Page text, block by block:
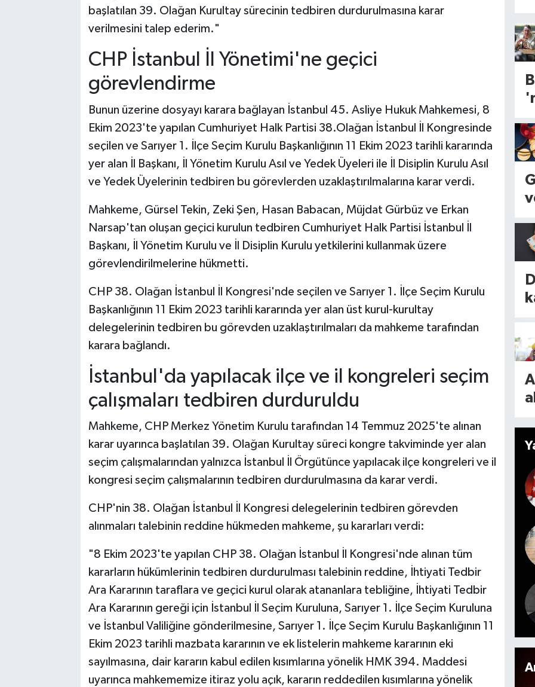
başlatılan 39. Olağan Kurultay sürecinin tedbiren durdurulmasına karar
verilmesini talep ederim."
CHP İstanbul İl Yönetimi'ne geçici
görevlendirme
Bunun üzerine dosyayı karara bağlayan İstanbul 45. Asliye Hukuk Mahkemesi, 8
Ekim 2023'te yapılan Cumhuriyet Halk Partisi 38.Olağan İstanbul İl Kongresinde
seçilen ve Sarıyer 1. İlçe Seçim Kurulu Başkanlığının 11 Ekim 2023 tarihli kararında
yer alan İl Başkanı, İl Yönetim Kurulu Asıl ve Yedek Üyeleri ile İl Disiplin Kurulu Asıl
ve Yedek Üyelerinin tedbiren bu görevlerden uzaklaştırılmalarına karar verdi.
Mahkeme, Gürsel Tekin, Zeki Şen, Hasan Babacan, Müjdat Gürbüz ve Erkan
Narsap'tan oluşan geçici kurulun tedbiren Cumhuriyet Halk Partisi İstanbul İl
Başkanı, İl Yönetim Kurulu ve İl Disiplin Kurulu yetkilerini kullanmak üzere
görevlendirilmelerine hükmetti.
CHP 38. Olağan İstanbul İl Kongresi'nde seçilen ve Sarıyer 1. İlçe Seçim Kurulu
Başkanlığının 11 Ekim 2023 tarihli kararında yer alan üst kurul-kurultay
delegelerinin tedbiren bu görevden uzaklaştırılmaları da mahkeme tarafından
karara bağlandı.
İstanbul'da yapılacak ilçe ve il kongreleri seçim
çalışmaları tedbiren durduruldu
Mahkeme, CHP Merkez Yönetim Kurulu tarafından 14 Temmuz 2025'te alınan
karar uyarınca başlatılan 39. Olağan Kurultay süreci kongre takviminde yer alan
seçim çalışmalarından yalnızca İstanbul İl Örgütünce yapılacak ilçe kongreleri ve il
kongresi seçim çalışmalarının tedbiren durdurulmasına da karar verdi.
CHP'nin 38. Olağan İstanbul İl Kongresi delegelerinin tedbiren görevden
alınmaları talebinin reddine hükmeden mahkeme, şu kararları verdi:
"8 Ekim 2023'te yapılan CHP 38. Olağan İstanbul İl Kongresi'nde alınan tüm
kararların hükümlerinin tedbiren durdurulması talebinin reddine, İhtiyati Tedbir
Ara Kararının taraflara ve geçici kurul olarak atananlara tebliğine, İhtiyati Tedbir
Ara Kararının gereği için İstanbul İl Seçim Kuruluna, Sarıyer 1. İlçe Seçim Kuruluna
ve İstanbul Valiliğine gönderilmesine, Sarıyer 1. İlçe Seçim Kurulu Başkanlığının 11
Ekim 2023 tarihli mazbata kararının ve ek listelerin mahkeme kararının eki
sayılmasına, dair kararın kabul edilen kısımlarına yönelik HMK 394. Maddesi
uyarınca mahkememize itiraz yolu açık, kararın reddedilen kısımlarına yönelik
n
l